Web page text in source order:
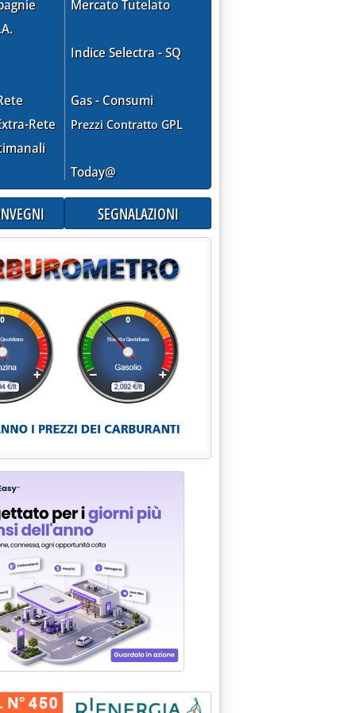
al decreto rifiuti'
Rete
Mercato Tutelato
Indice Selectra - SQ
Gas - Consumi
Prezzi Contratto GPL
Today@
SEGNALAZIONI